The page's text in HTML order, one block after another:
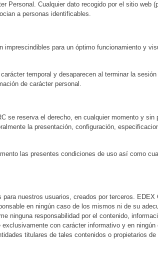
Personal. Cualquier dato recogido por el sitio web
a personas identificables.
imprescindibles para un óptimo funcionamiento y
temporal y desaparecen al terminar la sesión
de carácter personal.
se reserva el derecho, en cualquier momento y sin
la presentación, configuración,
las presentes condiciones de uso así como
nuestros usuarios, creados por terceros. EDEX
en ningún caso de los mismos ni de su
ninguna responsabilidad por el contenido,
con carácter informativo y en ningún
titulares de tales contenidos o propietarios de